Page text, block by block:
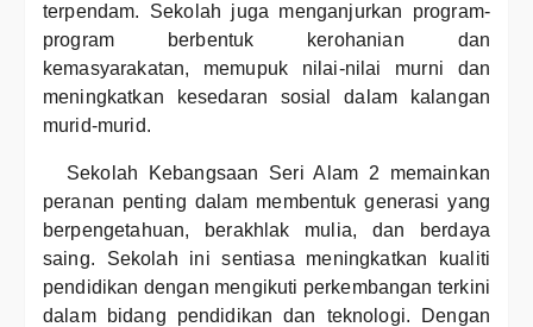
terpendam. Sekolah juga menganjurkan program-
program berbentuk kerohanian dan
kemasyarakatan, memupuk nilai-nilai murni dan
meningkatkan kesedaran sosial dalam kalangan
murid-murid.
Sekolah Kebangsaan Seri Alam 2 memainkan
peranan penting dalam membentuk generasi yang
berpengetahuan, berakhlak mulia, dan berdaya
saing. Sekolah ini sentiasa meningkatkan kualiti
pendidikan dengan mengikuti perkembangan terkini
dalam bidang pendidikan dan teknologi. Dengan